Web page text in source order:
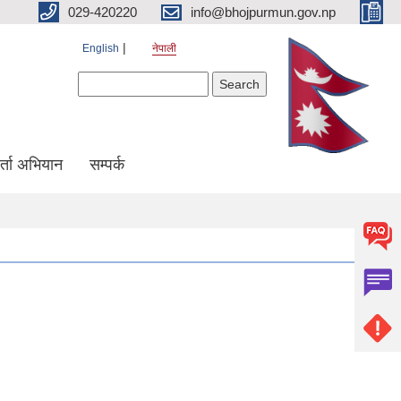
029-420220 info@bhojpurmun.gov.np
English नेपाली
अभियान सम्पर्क